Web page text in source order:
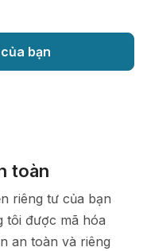
bạn
toàn
riêng tư của bạn
tôi được mã hóa
an toàn và riêng